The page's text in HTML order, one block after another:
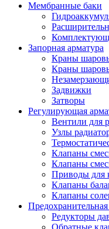
Мембранные баки
Запорная арматура
Краны
Краны
Задвижки
Затворы
Регулирующая
Вентили для
Узлы
Клапаны
Клапаны
Приводы для
Клапаны
Клапаны
Редукторы
Обратные